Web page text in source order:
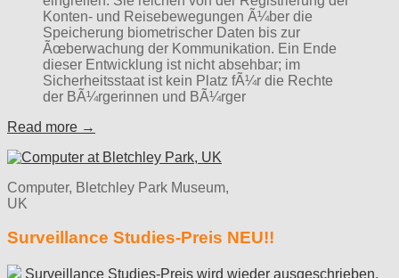
Konten- und Reisebewegungen Ã¼ber die
Speicherung biometrischer Daten bis zur
Ãœberwachung der Kommunikation. Ein Ende
dieser Entwicklung ist nicht absehbar; im
Sicherheitsstaat ist kein Platz fÃ¼r die Rechte
der BÃ¼rgerinnen und BÃ¼rger
Read more →
Computer, Bletchley Park Museum,
UK
Surveillance Studies-Preis NEU!!
Surveillance Studies-Preis wird wieder ausgeschrieben,